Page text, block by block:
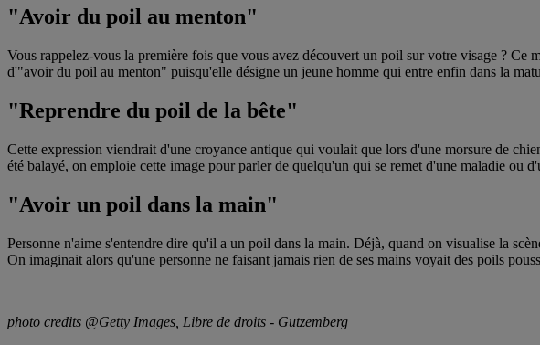
"Avoir du poil au menton"
Vous rappelez-vous la première fois que vous avez découvert un poil sur votre visage ?
d'"avoir du poil au menton" puisqu'elle désigne un jeune homme qui entre enfin dans la
"Reprendre du poil de la bête"
Cette expression viendrait d'une croyance antique qui voulait que lors d'une morsure de
été balayé, on emploie cette image pour parler de quelqu'un qui se remet d'une maladie ou
"Avoir un poil dans la main"
Personne n'aime s'entendre dire qu'il a un poil dans la main. Déjà, quand on visualise la
On imaginait alors qu'une personne ne faisant jamais rien de ses mains voyait des poils
photo credits @Getty Images, Libre de droits - Gutzemberg